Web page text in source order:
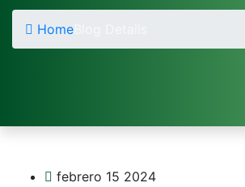
Home
febrero 15 2024